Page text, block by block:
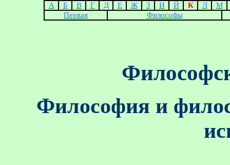
А Б В Г Д Е Ж З И Й К Л
М
Первая
Философы
Философия и